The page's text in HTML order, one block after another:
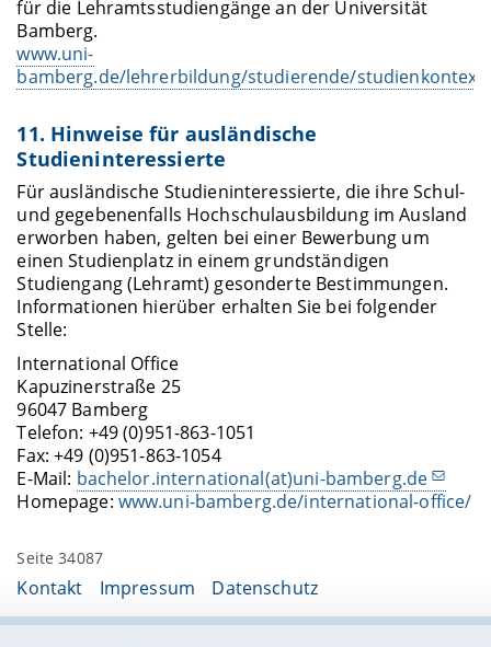
für die Lehramtsstudiengänge an der Universität
Bamberg.
www.uni-
bamberg.de/lehrerbildung/studierende/
11. Hinweise für ausländische
Studieninteressierte
Für ausländische Studieninteressierte, die ihre Schul-
und gegebenenfalls Hochschulausbildung im Ausland
erworben haben, gelten bei einer Bewerbung um
einen Studienplatz in einem grundständigen
Studiengang (Lehramt) gesonderte Bestimmungen.
Informationen hierüber erhalten Sie bei folgender
Stelle:
International Office
Kapuzinerstraße 25
96047 Bamberg
Telefon: +49 (0)951-863-1051
Fax: +49 (0)951-863-1054
E-Mail: bachelor.international(at)uni-bamberg.de
Homepage: www.uni-bamberg.de/international-office/
Seite 34087
Kontakt Impressum Datenschutz